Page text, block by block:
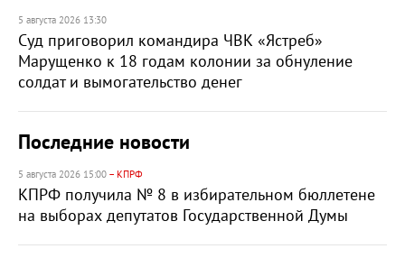
5 августа 2026 13:30
Суд приговорил командира ЧВК «Ястреб»
Марущенко к 18 годам колонии за обнуление
солдат и вымогательство денег
Последние новости
5 августа 2026 15:00 – КПРФ
КПРФ получила № 8 в избирательном бюллетене
на выборах депутатов Государственной Думы